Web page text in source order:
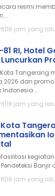
resmi
|18 jam yang lalu
RI, Hotel
Kota
2026 dan
Indonesia....
|18 jam yang lalu
|18 jam yang lalu